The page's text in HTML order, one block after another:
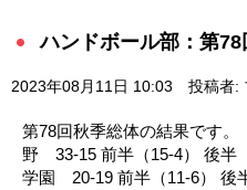
ハンドボール部：第
2023年08月11日 10:03 投稿者:
第78回秋季総体の結果です
野 33-15 前半（15-4） 後半
学園 20-19 前半（11-6）